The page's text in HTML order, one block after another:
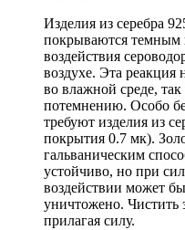
Изделия из серебра
покрываются темным
воздействия
воздухе. Эта реакция
во влажной среде, так
потемнению. Особо
требуют изделия из
покрытия 0.7 мк).
гальваническим
устойчиво, но при
воздействии может
уничтожено. Чистить
прилагая силу.